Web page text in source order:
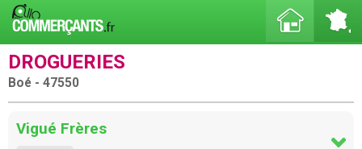
DROGUERIES
Boé - 47550
Vigué Frères